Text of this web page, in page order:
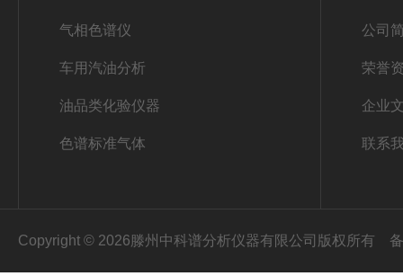
气相色谱仪
车用汽油分析
油品类化验仪器
色谱标准气体
公司
荣誉
企业
联系
Copyright © 2026滕州中科谱分析仪器有限公司版权所有